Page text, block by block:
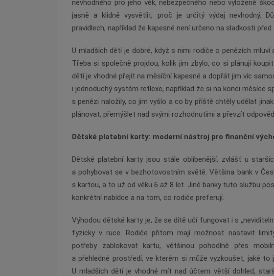
nevhodného pro jeho věk, nebezpečného nebo vyloženě
jasně a klidně vysvětlit, proč je určitý výdaj nevhodný.
pravidlech, například že kapesné není určeno na sladkosti
U mladších dětí je dobré, když s nimi rodiče o penězích
Třeba si společně projdou, kolik jim zbylo, co si plánují
dětí je vhodné přejít na měsíční kapesné a dopřát jim víc
i jednoduchý systém reflexe, například že si na konci měsíce
s penězi naložily, co jim vyšlo a co by příště chtěly udělat
plánovat, přemýšlet nad svými rozhodnutími a převzít
Dětské platební karty: moderní nástroj pro finanční
Dětské platební karty jsou stále oblíbenější, zvlášť u
a pohybovat se v bezhotovostním světě. Většina bank v
s kartou, a to už od věku 6 až 8 let. Jiné banky tuto službu
konkrétní nabídce a na tom, co rodiče preferují.
Výhodou dětské karty je, že se dítě učí fungovat i s
fyzicky v ruce. Rodiče přitom mají možnost nastavit
potřeby zablokovat kartu, většinou pohodlně přes
a přehledné prostředí, ve kterém si může vyzkoušet, jaké
U mladších dětí je vhodné mít nad účtem větší dohled,